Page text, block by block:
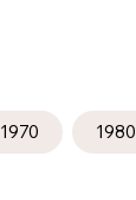
1970 1980